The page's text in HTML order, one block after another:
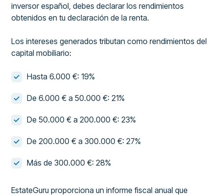
inversor español, debes declarar los rendimientos
obtenidos en tu declaración de la renta.
Los intereses generados tributan como rendimientos del
capital mobiliario:
Hasta 6.000 €: 19%
De 6.000 € a 50.000 €: 21%
De 50.000 € a 200.000 €: 23%
De 200.000 € a 300.000 €: 27%
Más de 300.000 €: 28%
EstateGuru proporciona un informe fiscal anual que